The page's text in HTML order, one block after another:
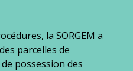
la SORGEM a
parcelles de
possession des